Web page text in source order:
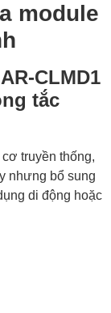
module
CLMD1
tắc
truyền thống,
nhưng bổ sung
di động hoặc